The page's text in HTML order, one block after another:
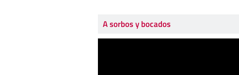
A sorbos y bocados